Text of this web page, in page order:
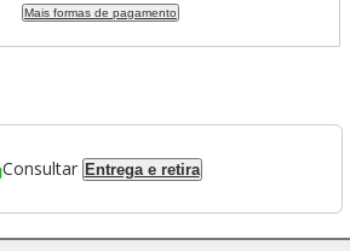
Mais formas de pagamento
Consultar Entrega e retira